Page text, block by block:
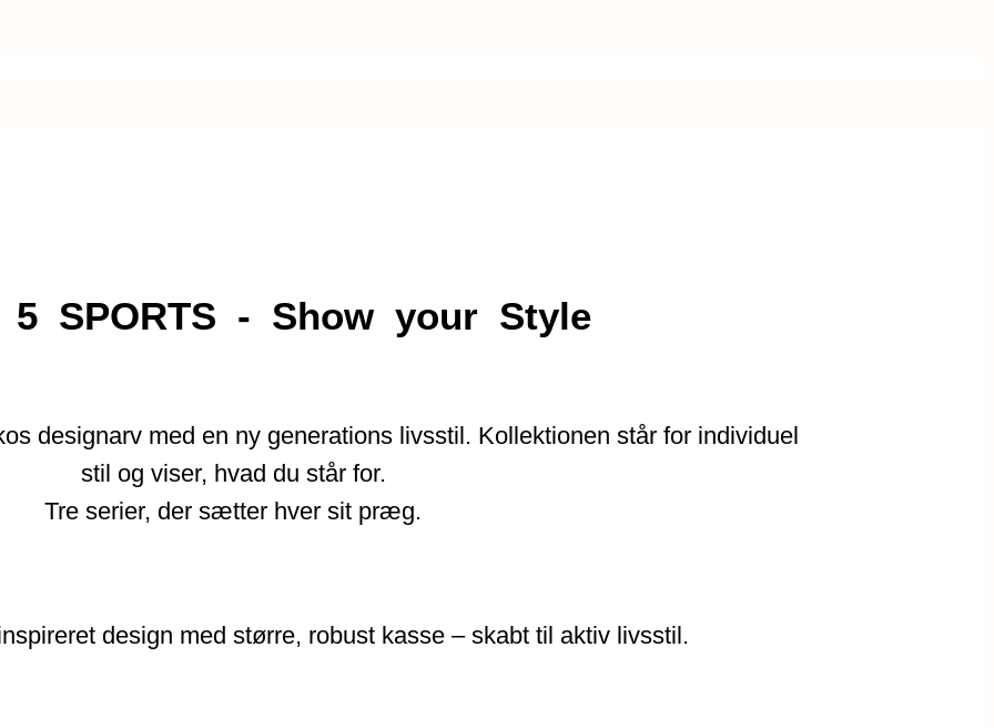
5 SPORTS - Show your Style
designarv med en ny generations livsstil. Kollektionen står for individuel
stil og viser, hvad du står for.
Tre serier, der sætter hver sit præg.
design med større, robust kasse – skabt til aktiv livsstil.